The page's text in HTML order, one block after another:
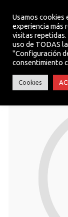
MENU
Usamos cookies
experiencia más
visitas
uso de TODAS
"Configuración
consentimiento
Cookies